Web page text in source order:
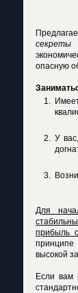
опасную
У
Для
прибыль
принципе
высокой
Если вам